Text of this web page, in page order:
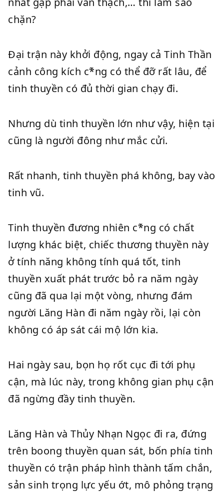
chặn?
Đại trận này khởi động, ngay cả Tinh Thần
cảnh công kích c*̃ng có thể đỡ rất lâu, để
tinh thuyền có đủ thời gian chạy đi.
Nhưng dù tinh thuyền lớn như vậy, hiện tại
cũng là người đông như mắc cửi.
Rất nhanh, tinh thuyền phá không, bay vào
tinh vũ.
Tinh thuyền đương nhiên c*̃ng có chất
lượng khác biệt, chiếc thương thuyền này
ở tính năng không tính quá tốt, tinh
thuyền xuất phát trước bỏ ra năm ngày
cũng đã qua lại một vòng, nhưng đám
người Lăng Hàn đi năm ngày rồi, lại còn
không có áp sát cái mộ lớn kia.
Hai ngày sau, bọn họ rốt cục đi tới phụ
cận, mà lúc này, trong không gian phụ cận
đã ngừng đầy tinh thuyền.
Lăng Hàn và Thủy Nhạn Ngọc đi ra, đứng
trên boong thuyền quan sát, bốn phía tinh
thuyền có trận pháp hình thành tấm chắn,
sản sinh trọng lực yếu ớt, mô phỏng trạng